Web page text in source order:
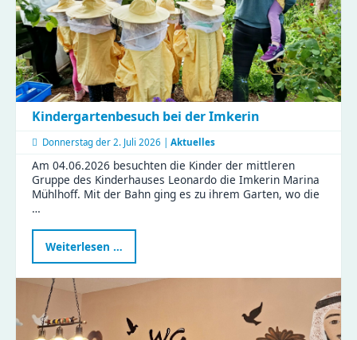
Kindergartenbesuch bei der Imkerin
Donnerstag der 2. Juli 2026 | Aktuelles
Am 04.06.2026 besuchten die Kinder der mittleren
Gruppe des Kinderhauses Leonardo die Imkerin Marina
Mühlhoff. Mit der Bahn ging es zu ihrem Garten, wo die
…
Weiterlesen …
bei
der
Imkerin